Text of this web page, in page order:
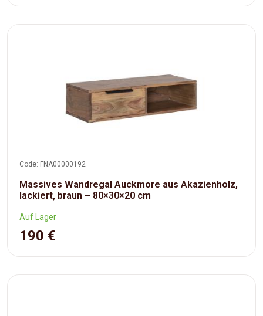
Code: FNA00000192
Massives Wandregal Auckmore aus Akazienholz,
lackiert, braun – 80×30×20 cm
Auf Lager
190 €